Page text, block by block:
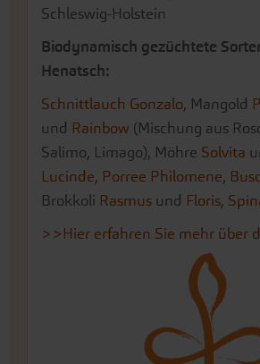
Schleswig-Holstein
Biodynamisch gezüchtete
Henatsch:
Schnittlauch Gonzalo, Mangold
und Rainbow (Mischung aus
Salimo, Limago), Möhre Solvita
Lucinde, Porree Philomene,
Brokkoli Rasmus und Floris,
>>Hier erfahren Sie mehr über